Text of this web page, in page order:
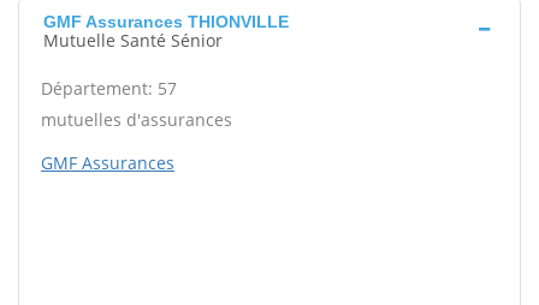
GMF Assurances THIONVILLE
Mutuelle Santé Sénior
Département: 57
mutuelles d'assurances
GMF Assurances